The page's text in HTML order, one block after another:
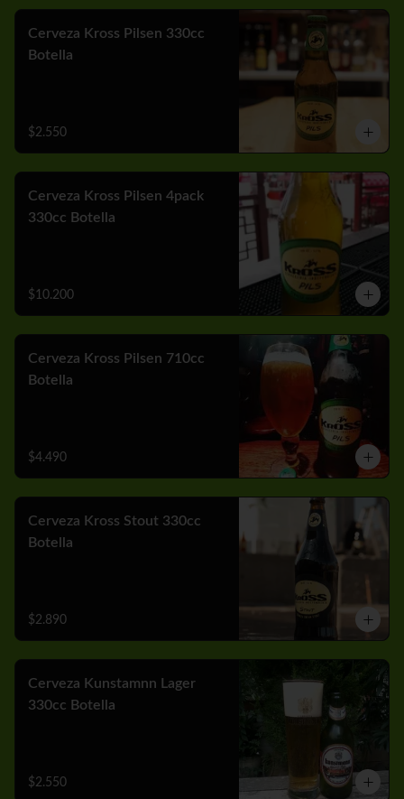
Cerveza Kross Pilsen 330cc
Botella
$2.550
Cerveza Kross Pilsen 4pack
330cc Botella
$10.200
Cerveza Kross Pilsen 710cc
Botella
$4.490
Cerveza Kross Stout 330cc
Botella
$2.890
Cerveza Kunstamnn Lager
330cc Botella
$2.550